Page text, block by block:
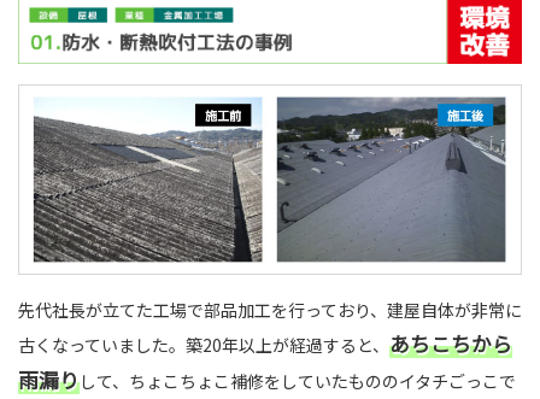
先代社長が立てた工場で部品加工を行っており、建屋自体が非常に
古くなっていました。築20年以上が経過すると、 あちこちから
雨漏りして、ちょこちょこ補修をしていたもののイタチごっこで